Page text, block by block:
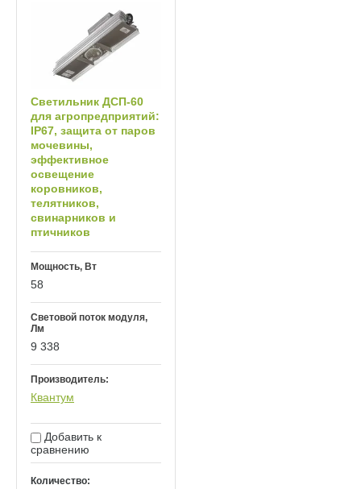
Светильник ДСП‑60
для агропредприятий:
IP67, защита от паров
мочевины,
эффективное
освещение
коровников,
телятников,
свинарников и
птичников
Мощность, Вт
58
Световой поток модуля,
Лм
9 338
Производитель:
Квантум
Добавить к
сравнению
Количество: